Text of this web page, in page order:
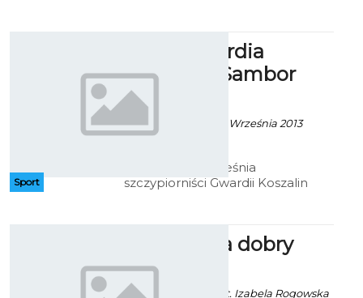
Sport
II liga: Gwardia
Koszalin - Sambor
Tczew
Artur Rutkowski - 15 Września 2013
godz. 11:23
W sobotę 21 września
szczypiorniści Gwardii Koszalin
„Motyle” na dobry
początek
Alina Konieczna / fot. Izabela Rogowska